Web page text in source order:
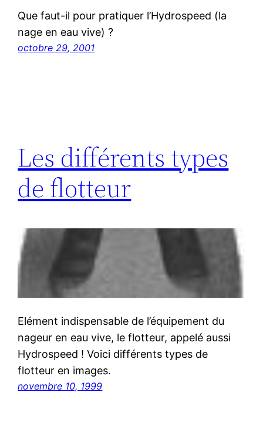
Que faut-il pour pratiquer l’Hydrospeed (la
nage en eau vive) ?
octobre 29, 2001
Les différents types
de flotteur
Elément indispensable de l’équipement du
nageur en eau vive, le flotteur, appelé aussi
Hydrospeed ! Voici différents types de
flotteur en images.
novembre 10, 1999